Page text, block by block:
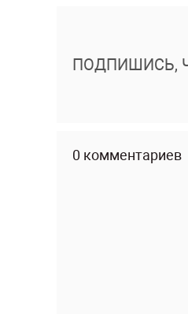
ПОДПИШИСЬ,
0 комментариев